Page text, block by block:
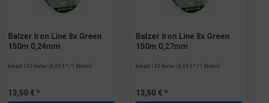
Balzer Iron Line 8x Green
150m 0,24mm
Inhalt150 Meter (0,09 € * / 1 Meter)
13,50 € *
Balzer Iron Line 8x Green
150m 0,27mm
Inhalt150 Meter (0,09 € * / 1 Meter)
13,50 € *